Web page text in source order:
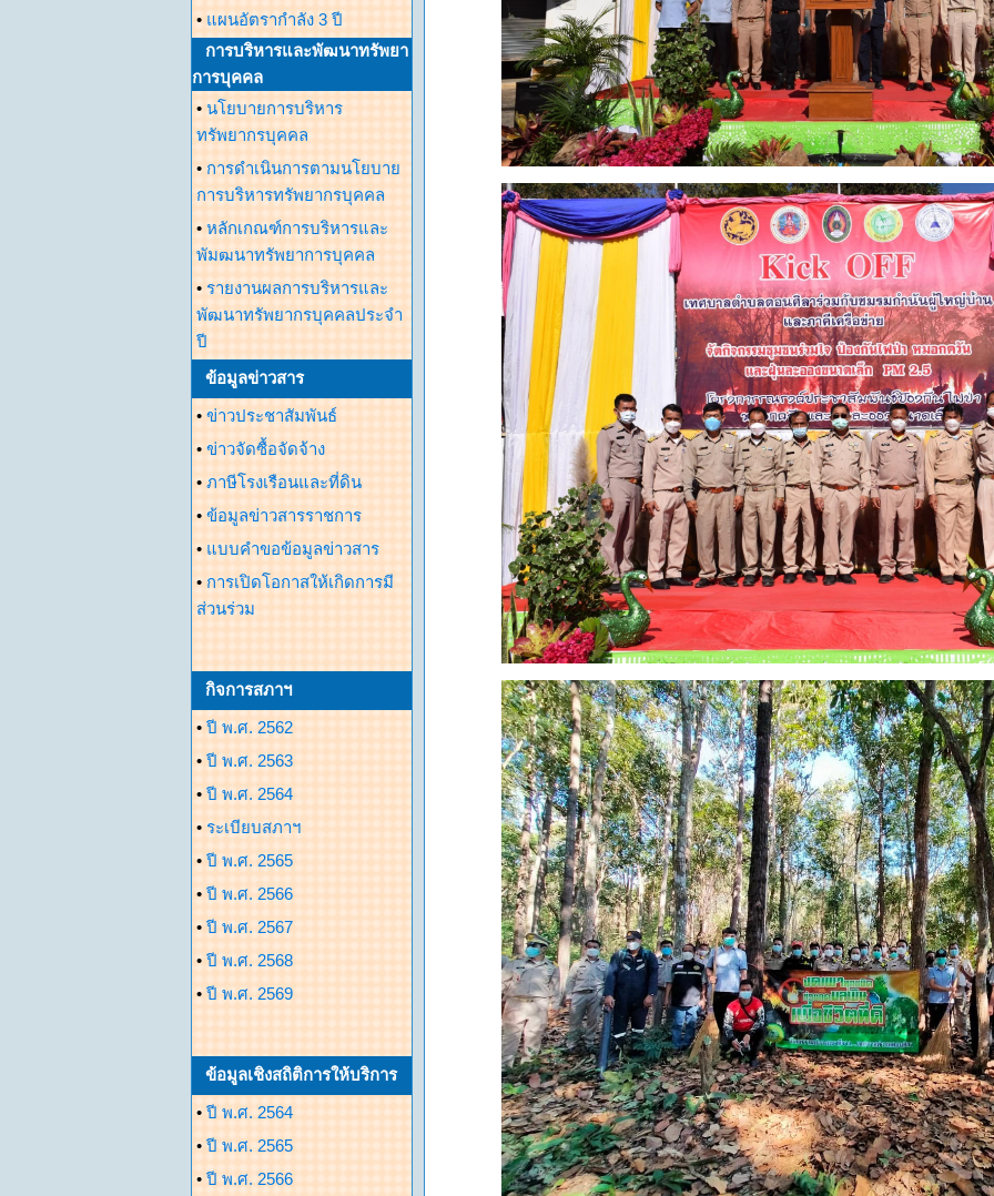
• แผนอัตรากำลัง 3 ปี
การบริหารและพัฒนาทรัพยา
การบุคคล
• นโยบายการบริหาร
ทรัพยากรบุคคล
• การดำเนินการตามนโยบาย
การบริหารทรัพยากรบุคคล
• หลักเกณฑ์การบริหารและ
พัมฒนาทรัพยาการบุคคล
• รายงานผลการบริหารและ
พัฒนาทรัพยากรบุคคลประจำ
ปี
ข้อมูลข่าวสาร
• ข่าวประชาสัมพันธ์
• ข่าวจัดซื้อจัดจ้าง
• ภาษีโรงเรือนและที่ดิน
• ข้อมูลข่าวสารราชการ
• แบบคำขอข้อมูลข่าวสาร
• การเปิดโอกาสให้เกิดการมี
ส่วนร่วม
กิจการสภาฯ
• ปี พ.ศ. 2562
• ปี พ.ศ. 2563
• ปี พ.ศ. 2564
• ระเบียบสภาฯ
• ปี พ.ศ. 2565
• ปี พ.ศ. 2566
• ปี พ.ศ. 2567
• ปี พ.ศ. 2568
• ปี พ.ศ. 2569
ข้อมูลเชิงสถิติการให้บริการ
• ปี พ.ศ. 2564
• ปี พ.ศ. 2565
• ปี พ.ศ. 2566